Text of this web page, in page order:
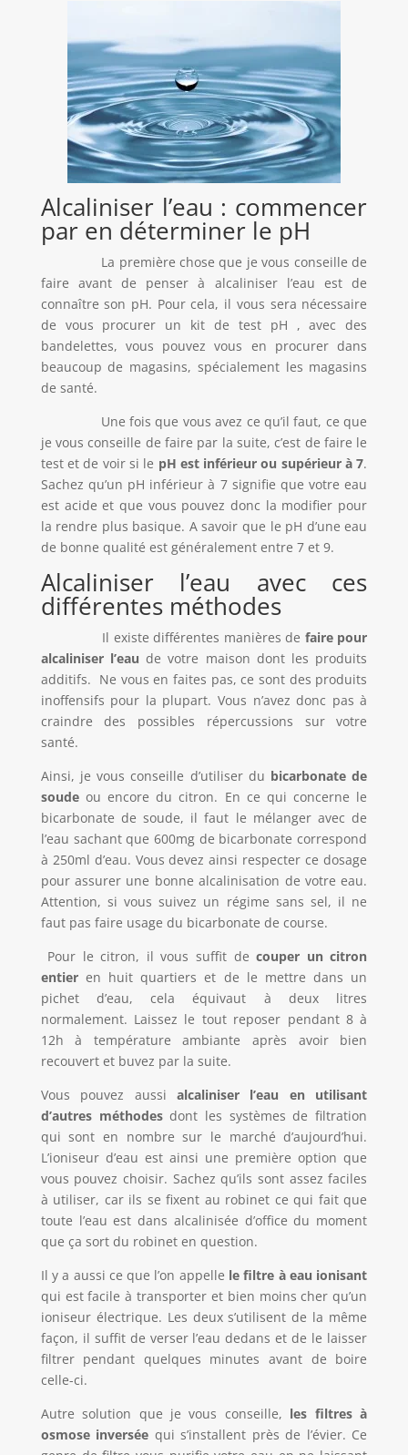
Alcaliniser l’eau : commencer
par en déterminer le pH
La première chose que je vous conseille de
faire avant de penser à alcaliniser l’eau est de
connaître son pH. Pour cela, il vous sera nécessaire
de vous procurer un kit de test pH , avec des
bandelettes, vous pouvez vous en procurer dans
beaucoup de magasins, spécialement les magasins
de santé.
Une fois que vous avez ce qu’il faut, ce que
je vous conseille de faire par la suite, c’est de faire le
test et de voir si le pH est inférieur ou supérieur à 7.
Sachez qu’un pH inférieur à 7 signifie que votre eau
est acide et que vous pouvez donc la modifier pour
la rendre plus basique. A savoir que le pH d’une eau
de bonne qualité est généralement entre 7 et 9.
Alcaliniser l’eau avec ces
différentes méthodes
Il existe différentes manières de faire pour
alcaliniser l’eau de votre maison dont les produits
additifs. Ne vous en faites pas, ce sont des produits
inoffensifs pour la plupart. Vous n’avez donc pas à
craindre des possibles répercussions sur votre
santé.
Ainsi, je vous conseille d’utiliser du bicarbonate de
soudeou encore du citron. En ce qui concerne le
bicarbonate de soude, il faut le mélanger avec de
l’eau sachant que 600mg de bicarbonate correspond
à 250ml d’eau. Vous devez ainsi respecter ce dosage
pour assurer une bonne alcalinisation de votre eau.
Attention, si vous suivez un régime sans sel, il ne
faut pas faire usage du bicarbonate de course.
Pour le citron, il vous suffit decouper un citron
entieren huit quartiers et de le mettre dans un
pichet d’eau, cela équivaut à deux litres
normalement. Laissez le tout reposer pendant 8 à
12h à température ambiante après avoir bien
recouvert et buvez par la suite.
Vous pouvez aussi alcaliniser l’eau en utilisant
d’autres méthodesdont les systèmes de filtration
qui sont en nombre sur le marché d’aujourd’hui.
L’ioniseur d’eau est ainsi une première option que
vous pouvez choisir. Sachez qu’ils sont assez faciles
à utiliser, car ils se fixent au robinet ce qui fait que
toute l’eau est dans alcalinisée d’office du moment
que ça sort du robinet en question.
Il y a aussi ce que l’on appelle le filtre à eau ionisant
qui est facile à transporter et bien moins cher qu’un
ioniseur électrique. Les deux s’utilisent de la même
façon, il suffit de verser l’eau dedans et de le laisser
filtrer pendant quelques minutes avant de boire
celle-ci.
Autre solution que je vous conseille, les filtres à
osmose inversée qui s’installent près de l’évier. Ce